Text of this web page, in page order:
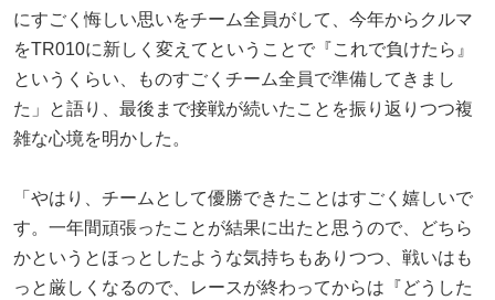
にすごく悔しい思いをチーム全員がして、今年からクルマ
をTR010に新しく変えてということで『これで負けたら』
というくらい、ものすごくチーム全員で準備してきまし
た」と語り、最後まで接戦が続いたことを振り返りつつ複
雑な心境を明かした。
「やはり、チームとして優勝できたことはすごく嬉しいで
す。一年間頑張ったことが結果に出たと思うので、どちら
かというとほっとしたような気持ちもありつつ、戦いはも
っと厳しくなるので、レースが終わってからは『どうした